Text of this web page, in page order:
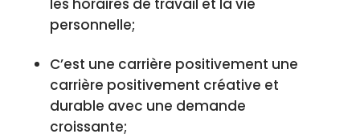
les horaires de travail et la vie
personnelle;
C’est une carrière positivement une
carrière positivement créative et
durable avec une demande
croissante;